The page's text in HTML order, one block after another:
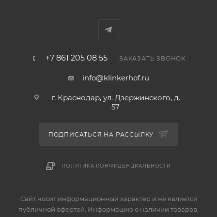
+7 861 205 08 55 ЗАКАЗАТЬ ЗВОНОК
info@klinkerhof.ru
г. Краснодар, ул. Дзержинского, д.
57
ПОДПИСАТЬСЯ НА РАССЫЛКУ
ПОЛИТИКА КОНФИДЕНЦИАЛЬНОСТИ
Сайт носит информационный характер и не является
публичной офертой. Информацию о наличии товаров,